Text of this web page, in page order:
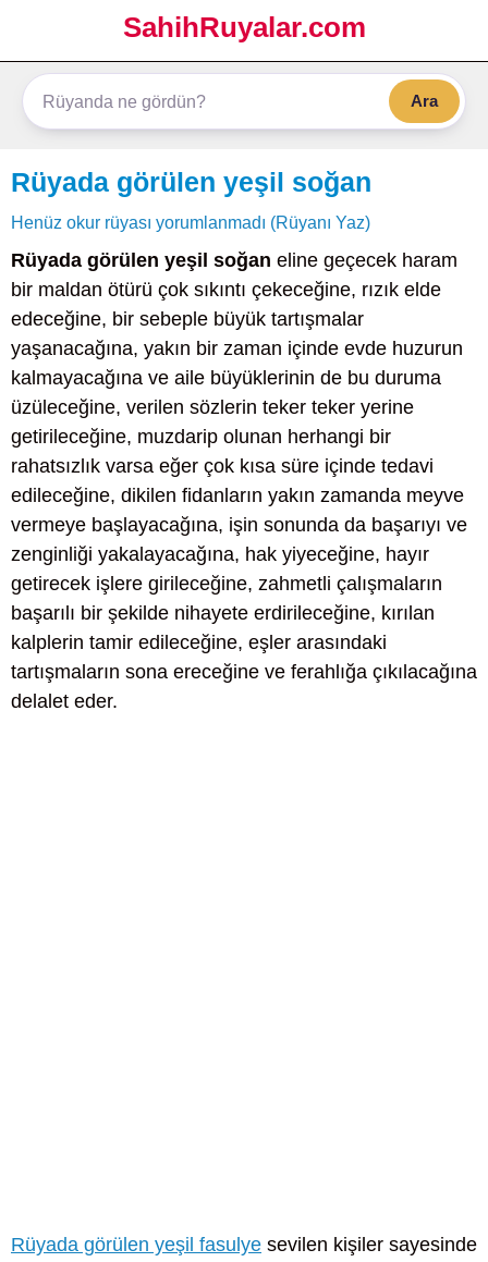
SahihRuyalar.com
Ara
Rüyada görülen yeşil soğan
Henüz okur rüyası yorumlanmadı (Rüyanı Yaz)
Rüyada görülen yeşil soğan eline geçecek haram
bir maldan ötürü çok sıkıntı çekeceğine, rızık elde
edeceğine, bir sebeple büyük tartışmalar
yaşanacağına, yakın bir zaman içinde evde huzurun
kalmayacağına ve aile büyüklerinin de bu duruma
üzüleceğine, verilen sözlerin teker teker yerine
getirileceğine, muzdarip olunan herhangi bir
rahatsızlık varsa eğer çok kısa süre içinde tedavi
edileceğine, dikilen fidanların yakın zamanda meyve
vermeye başlayacağına, işin sonunda da başarıyı ve
zenginliği yakalayacağına, hak yiyeceğine, hayır
getirecek işlere girileceğine, zahmetli çalışmaların
başarılı bir şekilde nihayete erdirileceğine, kırılan
kalplerin tamir edileceğine, eşler arasındaki
tartışmaların sona ereceğine ve ferahlığa çıkılacağına
delalet eder.
Rüyada görülen yeşil fasulye sevilen kişiler sayesinde